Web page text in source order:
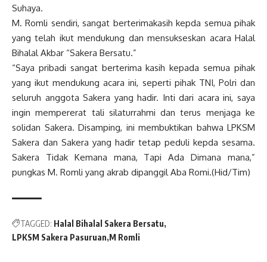
Suhaya.
M. Romli sendiri, sangat berterimakasih kepda semua pihak
yang telah ikut mendukung dan mensukseskan acara Halal
Bihalal Akbar “Sakera Bersatu.”
“Saya pribadi sangat berterima kasih kepada semua pihak
yang ikut mendukung acara ini, seperti pihak TNI, Polri dan
seluruh anggota Sakera yang hadir. Inti dari acara ini, saya
ingin mempererat tali silaturrahmi dan terus menjaga ke
solidan Sakera. Disamping, ini membuktikan bahwa LPKSM
Sakera dan Sakera yang hadir tetap peduli kepda sesama.
Sakera Tidak Kemana mana, Tapi Ada Dimana mana,”
pungkas M. Romli yang akrab dipanggil Aba Romi.(Hid/Tim)
TAGGED: Halal Bihalal Sakera Bersatu
LPKSM Sakera Pasuruan M Romli